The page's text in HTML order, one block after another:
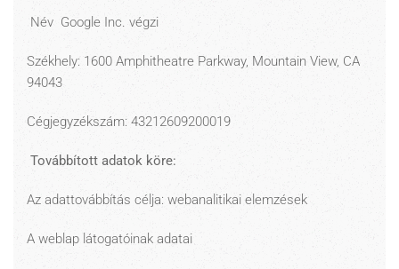
Név Google Inc. végzi
Székhely: 1600 Amphitheatre Parkway, Mountain View, CA
94043
Cégjegyzékszám: 43212609200019
Továbbított adatok köre:
Az adattovábbítás célja: webanalitikai elemzések
A weblap látogatóinak adatai